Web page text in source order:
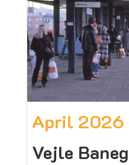
April 2026
Vejle